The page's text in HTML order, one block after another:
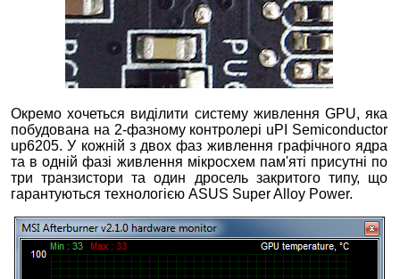
Окремо хочеться виділити систему живлення GPU, яка
побудована на 2-фазному контролері uPI Semiconductor
up6205. У кожній з двох фаз живлення графічного ядра
та в одній фазі живлення мікросхем пам'яті присутні по
три транзистори та один дросель закритого типу, що
гарантуються технологією ASUS Super Alloy Power.